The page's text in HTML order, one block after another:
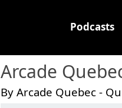
Podcasts
Arcade
By Arcade Quebec -